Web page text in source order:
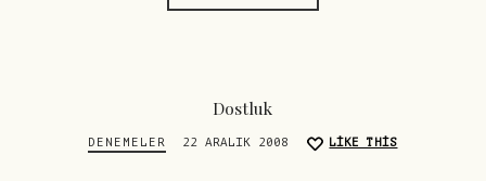
Dostluk
DENEMELER 22 ARALIK 2008 LIKE THIS